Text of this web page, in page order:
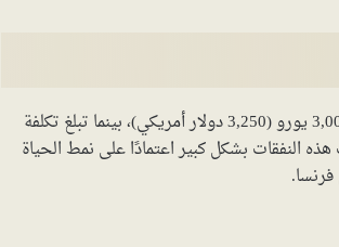
يبلغ متوسط تكلفة المعيشة في فرنسا لعائلة مكونة من 4 أفراد شهرياً حوالي 3,000 يورو (3,250 دولار أمريكي)، بينما تبلغ تكلفة
(1,300 دولار أمريكي). وتختلف هذه النفقات بشكل كبير اعتمادًا على نمط الحياة